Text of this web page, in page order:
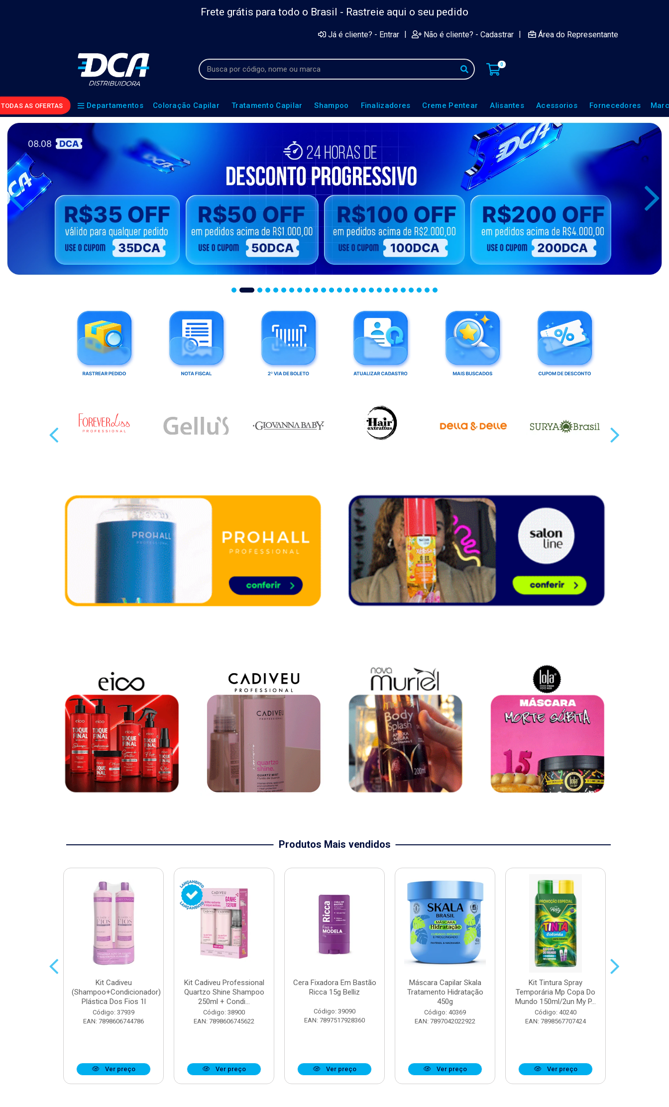
Frete grátis para todo o Brasil - Rastreie aqui o seu pedido
Já é cliente? - Entrar | Não é cliente? - Cadastrar | Área do Representante
0
TODAS AS OFERTAS Departamentos Coloração Capilar Tratamento Capilar Shampoo Finalizadores Creme Pentear Alisantes Acessorios Fornecedores
Produtos Mais vendidos
Kit Cadiveu
(Shampoo+Condicionador)
Plástica Dos Fios 1l
Código: 37939
EAN: 7898606744786
Ver preço
Kit Cadiveu Professional
Quartzo Shine Shampoo
250ml + Condi...
Código: 38900
EAN: 7898606745622
Ver preço
Cera Fixadora Em Bastão
Ricca 15g Belliz
Código: 39090
EAN: 7897517928360
Ver preço
Máscara Capilar Skala
Tratamento Hidratação
450g
Código: 40369
EAN: 7897042022922
Ver preço
Kit Tintura Spray
Temporária Mp Copa Do
Mundo 150ml/2un My P...
Código: 40240
EAN: 7898567707424
Ver preço